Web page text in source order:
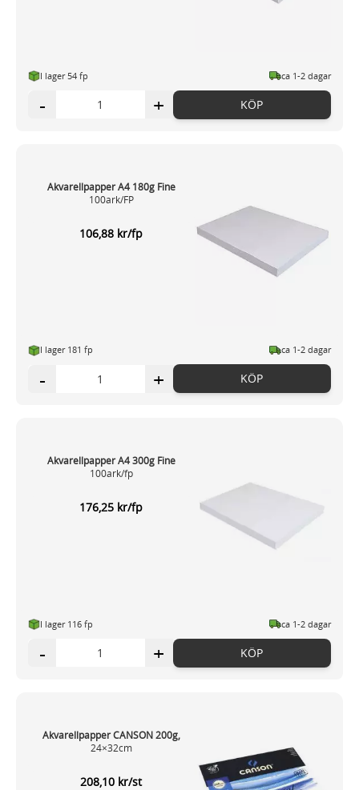
I lager 54 fp ca 1-2 dagar
- + KÖP
Akvarellpapper A4 180g Fine
100ark/FP
106,88 kr/fp
I lager 181 fp ca 1-2 dagar
- + KÖP
Akvarellpapper A4 300g Fine
100ark/fp
176,25 kr/fp
I lager 116 fp ca 1-2 dagar
- + KÖP
Akvarellpapper CANSON 200g,
24×32cm
208,10 kr/st